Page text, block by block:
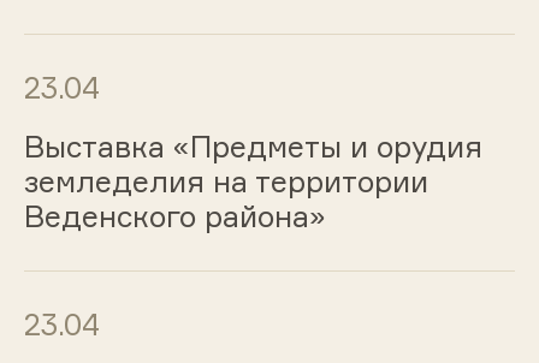
23.04
Выставка «Предметы и орудия
земледелия на территории
Веденского района»
23.04